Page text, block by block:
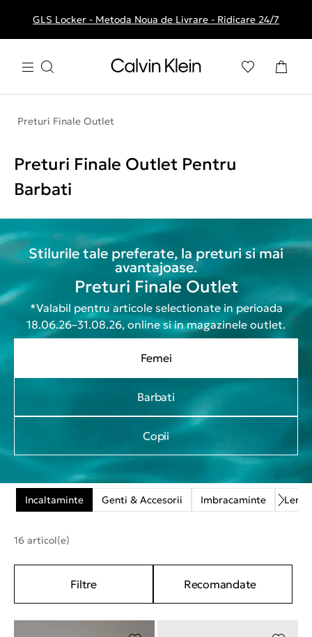
Livrare gratuita la comenzile de peste 250 RON
GLS Locker - Metoda Noua de Livrare - Ridicare 24/7
Preturi Finale Outlet
Preturi Finale Outlet Pentru
Barbati
Stilurile tale preferate, la preturi si mai
avantajoase.
Preturi Finale Outlet
*Valabil pentru articole selectionate in perioada
18.06.26–31.08.26, online si in magazinele outlet.
Femei
Barbati
Copii
Incaltaminte Genti & Accesorii Imbracaminte
16 articol(e)
Filtre Recomandate